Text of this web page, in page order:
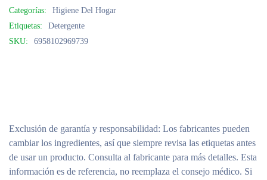
Categorías:
Higiene Del Hogar
Etiquetas:
Detergente
SKU:
6958102969739
Exclusión de garantía y responsabilidad: Los fabricantes pueden
cambiar los ingredientes, así que siempre revisa las etiquetas antes
de usar un producto. Consulta al fabricante para más detalles. Esta
información es de referencia, no reemplaza el consejo médico. Si